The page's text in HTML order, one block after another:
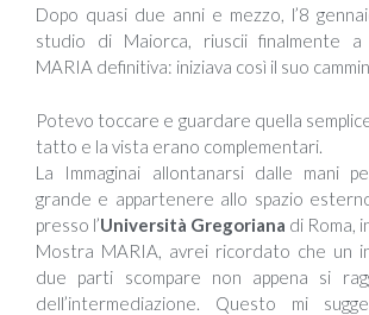
Dopo quasi due anni e mezzo, l’8
studio di Maiorca, riuscii finalmente a
MARIA definitiva: iniziava così il suo
Potevo toccare e guardare quella
tatto e la vista erano complementari.
La Immaginai allontanarsi dalle mani
grande e appartenere allo spazio
presso l’Università Gregoriana di Roma,
Mostra MARIA, avrei ricordato che un
due parti scompare non appena si
dell’intermediazione. Questo mi